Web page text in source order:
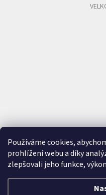
Používáme cookies,
prohlížení webu a díky
zlepšovali jeho funkce,